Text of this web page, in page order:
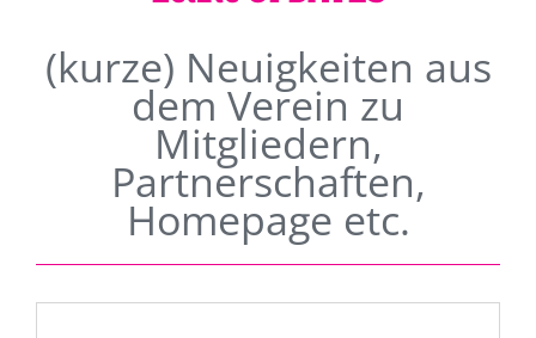
(kurze) Neuigkeiten aus
dem Verein zu
Mitgliedern,
Partnerschaften,
Homepage etc.